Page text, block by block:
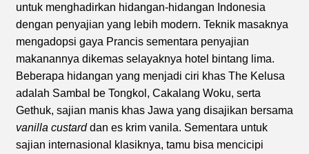
untuk menghadirkan hidangan-hidangan Indonesia
dengan penyajian yang lebih modern. Teknik masaknya
mengadopsi gaya Prancis sementara penyajian
makanannya dikemas selayaknya hotel bintang lima.
Beberapa hidangan yang menjadi ciri khas The Kelusa
adalah Sambal be Tongkol, Cakalang Woku, serta
Gethuk, sajian manis khas Jawa yang disajikan bersama
vanilla custarddan es krim vanila. Sementara untuk
sajian internasional klasiknya, tamu bisa mencicipi